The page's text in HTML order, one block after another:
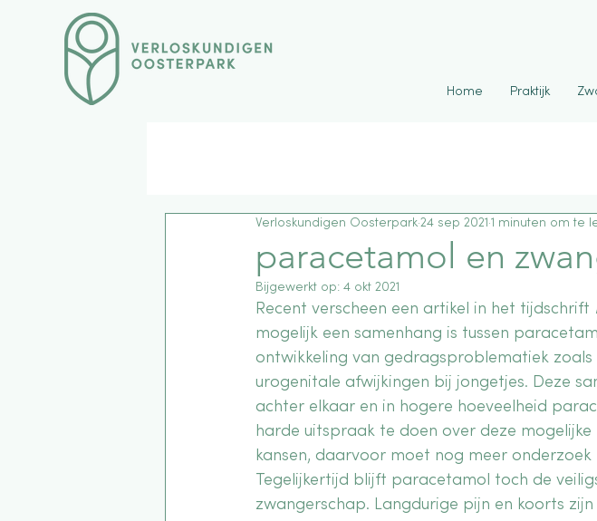
Home Praktijk
paracetamol en
Verloskundigen Oosterpark 24 sep 2021 1 minuten om te
Bijgewerkt op: 4 okt 2021
Recent verscheen een artikel in het tijdschrift
mogelijk een samenhang is tussen
ontwikkeling van gedragsproblematiek
urogenitale afwijkingen bij jongetjes. Deze
achter elkaar en in hogere hoeveelheid
harde uitspraak te doen over deze mogelijke
kansen, daarvoor moet nog meer
Tegelijkertijd blijft paracetamol toch de
zwangerschap. Langdurige pijn en koorts